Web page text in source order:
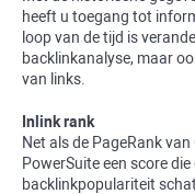
heeft u toegang tot
loop van de tijd is
backlinkanalyse, maar
van links.
Inlink rank
Net als de PageRank van
PowerSuite een score
backlinkpopulariteit